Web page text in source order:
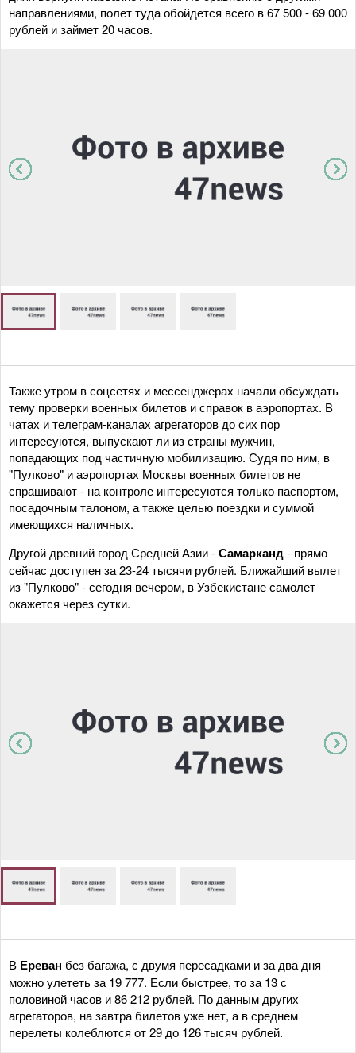
направлениями, полет туда обойдется всего в 67 500 - 69 000
рублей и займет 20 часов.
Также утром в соцсетях и мессенджерах начали обсуждать
тему проверки военных билетов и справок в аэропортах. В
чатах и телеграм-каналах агрегаторов до сих пор
интересуются, выпускают ли из страны мужчин,
попадающих под частичную мобилизацию. Судя по ним, в
"Пулково" и аэропортах Москвы военных билетов не
спрашивают - на контроле интересуются только паспортом,
посадочным талоном, а также целью поездки и суммой
имеющихся наличных.
Другой древний город Средней Азии -Самарканд- прямо
сейчас доступен за 23-24 тысячи рублей. Ближайший вылет
из "Пулково" - сегодня вечером, в Узбекистане самолет
окажется через сутки.
В Ереван без багажа, с двумя пересадками и за два дня
можно улететь за 19 777. Если быстрее, то за 13 с
половиной часов и 86 212 рублей. По данным других
агрегаторов, на завтра билетов уже нет, а в среднем
перелеты колеблются от 29 до 126 тысяч рублей.